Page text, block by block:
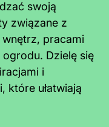
swoją
związane z
pracami
Dzielę się
i
które ułatwiają